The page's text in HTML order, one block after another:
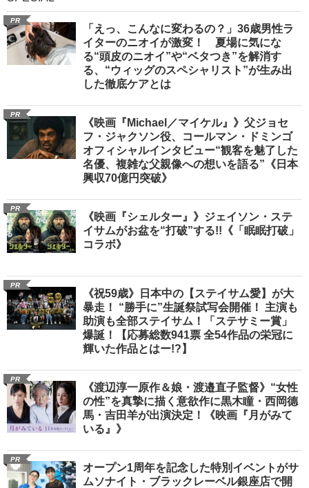
PR
「えっ、こんなに変わるの？」36歳男性ラ
イターのニオイが激変！ 夏場に気にな
る“頭皮のニオイ”や“ベタつき”を解消す
る、“ウィッグのスペシャリスト”が生み出
した徹底ケアとは
PR
《映画『Michael／マイケル』》父ジョセ
フ・ジャクソン役、コールマン・ドミンゴ
オフィシャルインタビュー“観客を魅了した
名優、複雑な父親像への想いを語る”《日本
興収70億円突破》
PR
《映画『シェルター』》ジェイソン・ステ
イサムがお盆を“打破”する!!《「眠眠打破」
コラボ》
PR
《祝59歳》日本中の【ステイサム愛】が大
暴走！ “勝手に”生誕祭試写会開催！ 主演も
助演も全部ステイサム！「ステサミー賞」
爆誕！【応募総数941票 全54作品の栄冠に
輝いた作品とはー!?】
PR
《渡辺淳一原作＆娘・渡邉直子監督》“女性
の性”を真摯に描く意欲作に黒木瞳・西岡德
馬・吉田羊が出演決定！《映画『月がみて
いる』》
PR
オープン1周年を記念した特別イベントがサ
ムソナイト・ブラックレーベル銀座店で開